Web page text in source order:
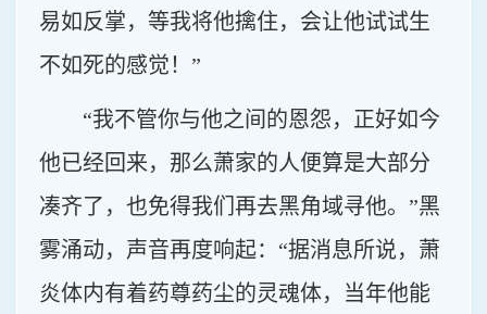
易如反掌，等我将他擒住，会让他试试生
不如死的感觉！”
“我不管你与他之间的恩怨，正好如今
他已经回来，那么萧家的人便算是大部分
凑齐了，也免得我们再去黑角域寻他。”黑
雾涌动，声音再度响起：“据消息所说，萧
炎体内有着药尊药尘的灵魂体，当年他能